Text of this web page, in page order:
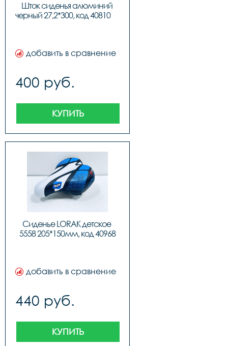
Шток сиденья алюминий
добавить в сравнение
400 руб.
КУПИТЬ
Сиденье LORAK детское
5558 205*150мм, код 40968
добавить в сравнение
440 руб.
КУПИТЬ